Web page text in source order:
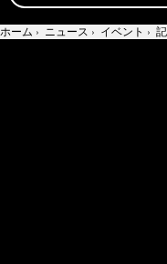
ホーム › ニュース › イベント ›